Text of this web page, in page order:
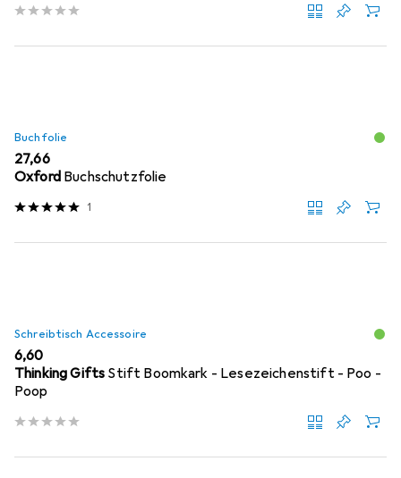
Buchfolie
EUR
27,66
Oxford Buchschutzfolie
1
Schreibtisch Accessoire
EUR
6,60
Thinking Gifts Stift Boomkark - Lesezeichenstift - Poo -
Poop